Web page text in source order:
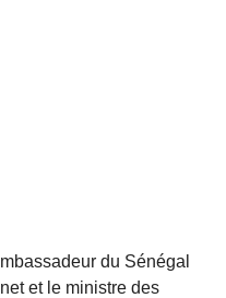
du Sénégal
et le ministre des